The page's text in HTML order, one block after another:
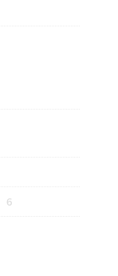
6